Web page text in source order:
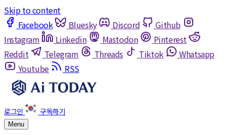
Skip to content
Facebook
Bluesky Discord
Github
Instagram
Linkedin Mastodon
Pinterest
Reddit
Telegram Threads Tiktok
Whatsapp
Youtube
RSS
Menu